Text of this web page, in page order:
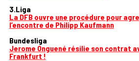
3.Liga
La DFB ouvre une procédure pour
l’encontre de Philipp Kaufmann
Bundesliga
Jerome Onguené résilie son contrat
Frankfurt !